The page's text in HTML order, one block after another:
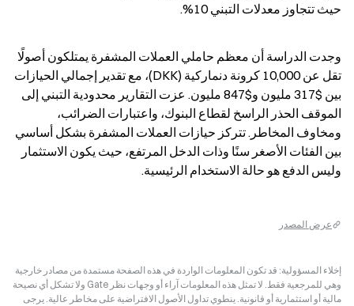
حيث تتجاوز معدلات التبني 10%.
وليس الدفع هو حالة الاستخدام الرئيسية.
عرض المصدر
إخلاء المسؤولية: قد تكون المعلومات الواردة في هذه الصفحة مستمدة من مصادر خارجية
وهي للمرجعية فقط. لا تمثل هذه المعلومات آراء أو وجهات نظر Gate ولا تشكل أي نصيحة
مالية أو استثمارية أو قانونية. ينطوي تداول الأصول الافتراضية على مخاطر عالية. يرجى